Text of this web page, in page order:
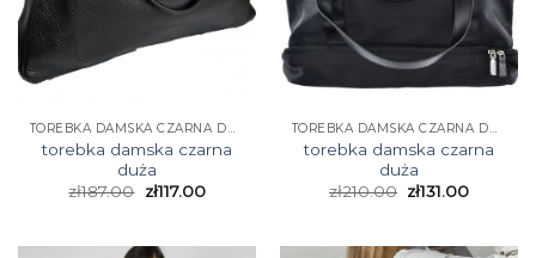
TOREBKA DAMSKA CZARNA DUŻA
torebka damska czarna
duża
zł187.00 zł117.00
TOREBKA DAMSKA CZARNA DUŻA
torebka damska czarna
duża
zł210.00 zł131.00